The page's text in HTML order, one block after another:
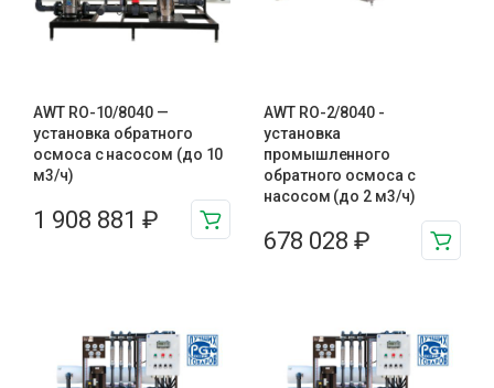
AWT RO-10/8040 —
установка обратного
осмоса с насосом (до 10
м3/ч)
1 908 881 ₽
AWT RO-2/8040 -
установка
промышленного
обратного осмоса с
насосом (до 2 м3/ч)
678 028 ₽